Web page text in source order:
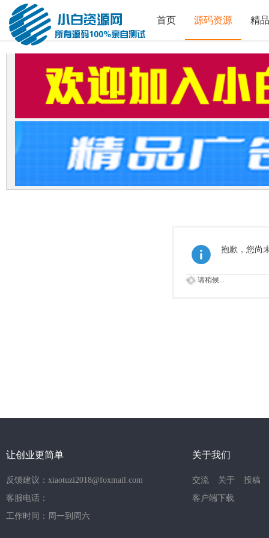
首页 源码资源 精
抱歉，您尚
请稍候...
让创业更简单
反馈建议：xiaotuzi2018@foxmail.com
客服电话：
工作时间：周一到周六
关于我们
交流 关于
投稿
客户端下载